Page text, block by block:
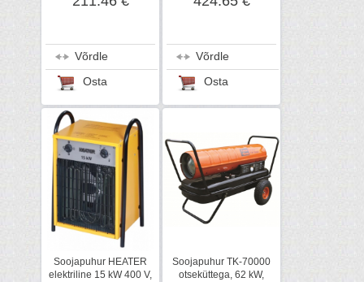
Võrdle
Osta
Võrdle
Osta
Soojapuhur HEATER
elektriline 15 kW 400 V,
Soojapuhur TK-70000
otseküttega, 62 kW,